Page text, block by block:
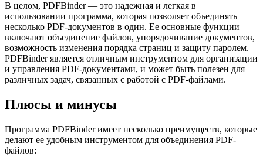
В целом, PDFBinder — это надежная и легкая в
использовании программа, которая позволяет объединять
несколько PDF-документов в один. Ее основные функции
включают объединение файлов, упорядочивание документов,
возможность изменения порядка страниц и защиту паролем.
PDFBinder является отличным инструментом для организации
и управления PDF-документами, и может быть полезен для
различных задач, связанных с работой с PDF-файлами.
Плюсы и минусы
Программа PDFBinder имеет несколько преимуществ, которые
делают ее удобным инструментом для объединения PDF-
файлов: